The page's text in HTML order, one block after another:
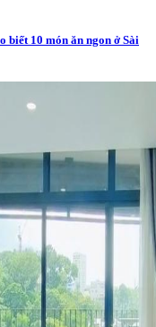
biết 10 món ăn ngon ở Sài